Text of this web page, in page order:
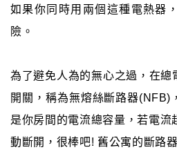
如果你同時用兩個這種電熱器
險。
為了避免人為的無心之過，在總
開關，稱為無熔絲斷路器(NFB)
是你房間的電流總容量，若電流
動斷開，很棒吧! 舊公寓的斷路